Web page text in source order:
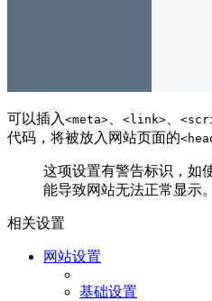
可以插入 <meta> <link>
代码，将被放入网站页面的
这项设置有警告标识，如
能导致网站无法正常显示。
相关设置
网站设置
基础设置